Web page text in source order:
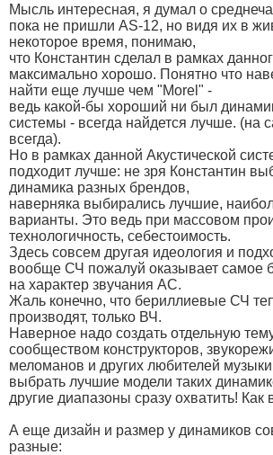
Мысль интересная, я думал о
пока не пришли AS-12, но видя их в
некоторое время, понимаю,
что Константин сделал в рамках
максимально хорошо. Понятно что
найти еще лучше чем "Morel" -
ведь какой-бы хороший ни был
системы - всегда найдется лучше. (на
всегда).
Но в рамках данной Акустической
подходит лучше: не зря Константин
динамика разных брендов,
наверняка выбирались лучшие,
варианты. Это ведь при массовом
технологичность, себестоимость.
Здесь совсем другая идеология и
вообще СЧ пожалуй оказывает самое
на характер звучания АС.
Жаль конечно, что бериллиевые СЧ
производят, только ВЧ.
Наверное надо создать отдельную
сообществом конструкторов,
меломанов и других любителей музыки
выбрать лучшие модели таких
другие диапазоны сразу охватить! Как
А еще дизайн и размер у динамиков
разные: